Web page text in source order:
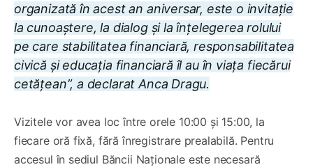
organizată în acest an aniversar, este o invitație
la cunoaștere, la dialog și la înțelegerea rolului
pe care stabilitatea financiară, responsabilitatea
civică și educația financiară îl au în viața fiecărui
cetățean”, a declarat Anca Dragu.
Vizitele vor avea loc între orele 10:00 și 15:00, la
fiecare oră fixă, fără înregistrare prealabilă. Pentru
accesul în sediul Băncii Naționale este necesară